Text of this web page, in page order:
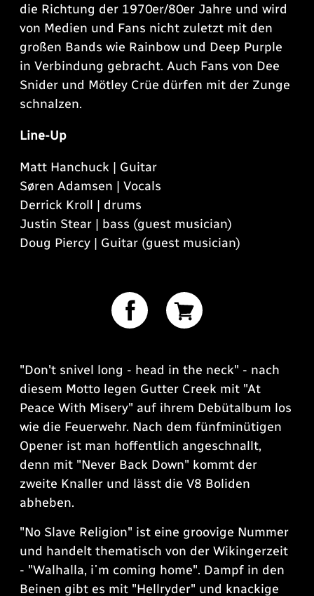
die Richtung der 1970er/80er Jahre und wird
von Medien und Fans nicht zuletzt mit den
großen Bands wie Rainbow und Deep Purple
in Verbindung gebracht. Auch Fans von Dee
Snider und Mötley Crüe dürfen mit der Zunge
schnalzen.
Line-Up
Matt Hanchuck | Guitar
Søren Adamsen | Vocals
Derrick Kroll | drums
Justin Stear | bass (guest musician)
Doug Piercy | Guitar (guest musician)
"Don't snivel long - head in the neck" - nach
diesem Motto legen Gutter Creek mit "At
Peace With Misery" auf ihrem Debütalbum los
wie die Feuerwehr. Nach dem fünfminütigen
Opener ist man hoffentlich angeschnallt,
denn mit "Never Back Down" kommt der
zweite Knaller und lässt die V8 Boliden
abheben.
"No Slave Religion" ist eine groovige Nummer
und handelt thematisch von der Wikingerzeit
- "Walhalla, i῾m coming home". Dampf in den
Beinen gibt es mit "Hellryder" und knackige